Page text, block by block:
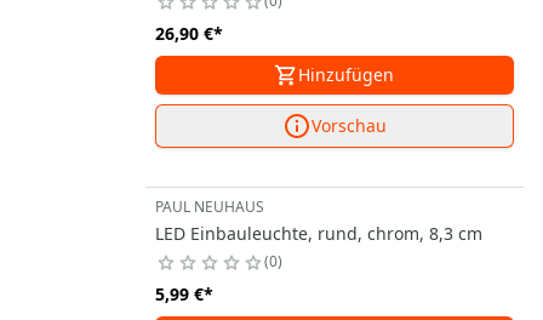
26,90 €*
Hinzufügen
Vorschau
PAUL NEUHAUS
LED Einbauleuchte, rund, chrom, 8,3 cm
0
5,99 €*